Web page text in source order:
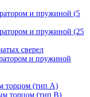
и пружиной (5
и пружиной (25
сверел
и пружиной
торцом (тип А)
торцом (тип В)